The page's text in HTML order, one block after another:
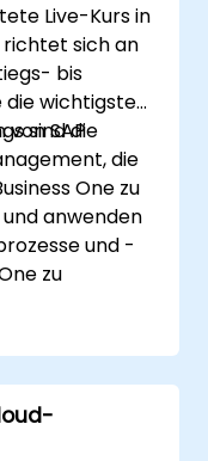
Live-Kurs in
sich an
bis
wichtigsten
von SAP
die
anwenden
sind die
One zu
und -
zu
von
von
und in